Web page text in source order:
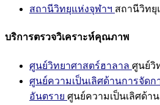
สถานีวิทยุแห่งจุฬาฯ สถานีวิทยุ
บริการตรวจวิเคราะห์คุณภาพ
ศูนย์วิทยาศาสตร์ฮาลาล ศูนย์วิ
ศูนย์ความเป็นเลิศด้านการจัดก
อันตราย ศูนย์ความเป็นเลิศด้า